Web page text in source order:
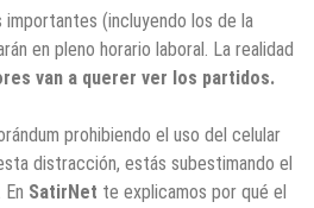
importantes (incluyendo los de la
en pleno horario laboral. La realidad
van a querer ver los partidos.
prohibiendo el uso del celular
distracción, estás subestimando el
SatirNet te explicamos por qué el